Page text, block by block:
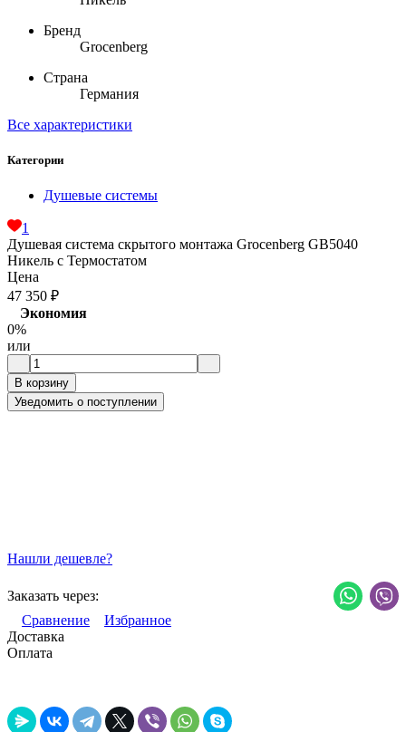
Бренд
Grocenberg
Страна
Германия
Все характеристики
Категории
Душевые системы
1
Душевая система скрытого монтажа Grocenberg GB5040
Никель с Термостатом
Цена
47 350 ₽
Экономия
0%
или
В корзину
Уведомить о поступлении
Нашли дешевле?
Заказать через:
Сравнение
Избранное
Доставка
Оплата